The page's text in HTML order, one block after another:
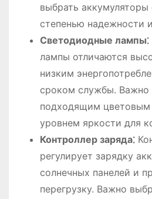
выбрать
степенью надежности
Светодиодные лампы⁚
лампы отличаются
низким
сроком службы. Важно
подходящим цветовым
уровнем яркости для
Контроллер заряда⁚
регулирует зарядку
солнечных панелей и
перегрузку. Важно